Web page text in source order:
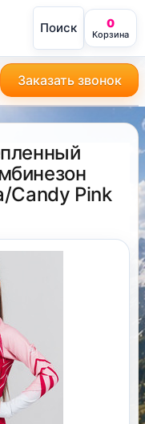
Поиск 0
Корзина
Заказать звонок
Candy Pink